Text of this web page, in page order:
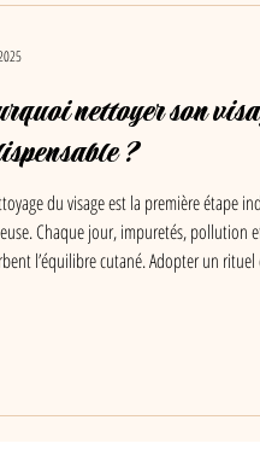
nettoyer son
?
du visage est la première étape
Chaque jour, impuretés, pollution
l’équilibre cutané. Adopter un